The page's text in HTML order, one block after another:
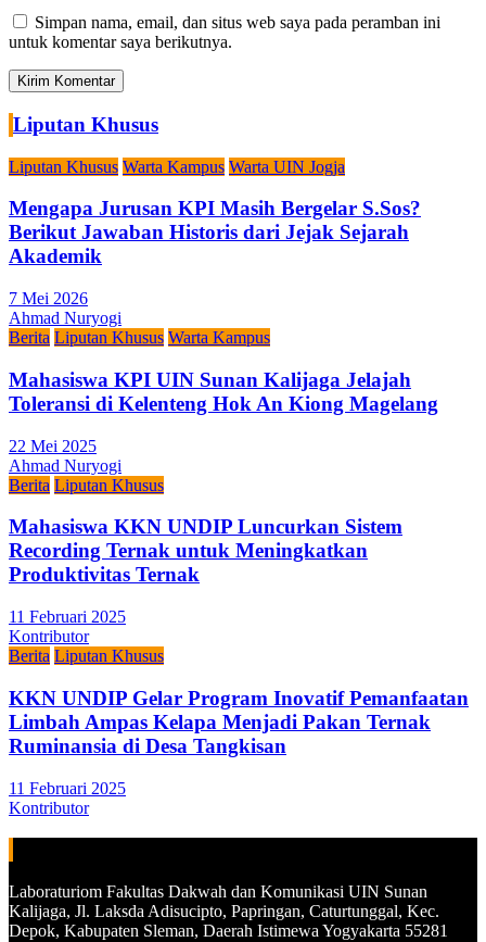
Simpan nama, email, dan situs web saya pada peramban ini
untuk komentar saya berikutnya.
Liputan Khusus
Liputan Khusus Warta Kampus Warta UIN Jogja
Mengapa Jurusan KPI Masih Bergelar S.Sos?
Berikut Jawaban Historis dari Jejak Sejarah
Akademik
7 Mei 2026
Ahmad Nuryogi
Berita Liputan Khusus Warta Kampus
Mahasiswa KPI UIN Sunan Kalijaga Jelajah
Toleransi di Kelenteng Hok An Kiong Magelang
22 Mei 2025
Ahmad Nuryogi
Berita Liputan Khusus
Mahasiswa KKN UNDIP Luncurkan Sistem
Recording Ternak untuk Meningkatkan
Produktivitas Ternak
11 Februari 2025
Kontributor
Berita Liputan Khusus
KKN UNDIP Gelar Program Inovatif Pemanfaatan
Limbah Ampas Kelapa Menjadi Pakan Ternak
Ruminansia di Desa Tangkisan
11 Februari 2025
Kontributor
Laboraturiom Fakultas Dakwah dan Komunikasi UIN Sunan
Kalijaga, Jl. Laksda Adisucipto, Papringan, Caturtunggal, Kec.
Depok, Kabupaten Sleman, Daerah Istimewa Yogyakarta 55281